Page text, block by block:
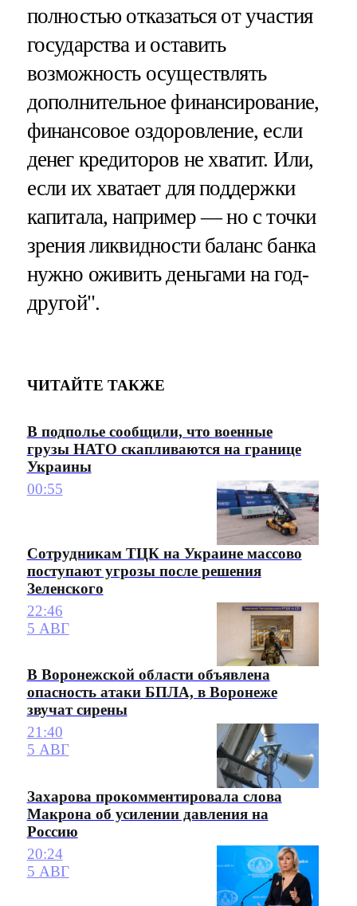
полностью отказаться от участия
государства и оставить
возможность осуществлять
дополнительное финансирование,
финансовое оздоровление, если
денег кредиторов не хватит. Или,
если их хватает для поддержки
капитала, например — но с точки
зрения ликвидности баланс банка
нужно оживить деньгами на год-
другой".
ЧИТАЙТЕ ТАКЖЕ
В подполье сообщили, что военные
грузы НАТО скапливаются на границе
Украины
00:55
Сотрудникам ТЦК на Украине массово
поступают угрозы после решения
Зеленского
22:46
5 АВГ
В Воронежской области объявлена
опасность атаки БПЛА, в Воронеже
звучат сирены
21:40
5 АВГ
Захарова прокомментировала слова
Макрона об усилении давления на
Россию
20:24
5 АВГ